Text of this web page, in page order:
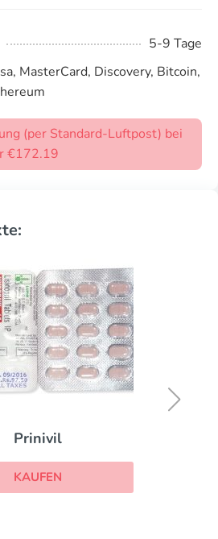
5-9 Tage
MasterCard, Discovery, Bitcoin,
(per Standard-Luftpost) bei
€172.19
Prinivil
KAUFEN